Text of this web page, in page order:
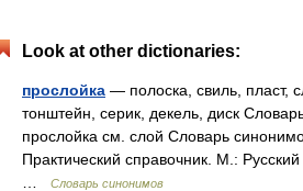
Look at other dictionaries:
прослойка — полоска, свиль, пласт,
тонштейн, серик, декель, диск
прослойка см. слой Словарь
Практический справочник. М.:
Словарь синонимов